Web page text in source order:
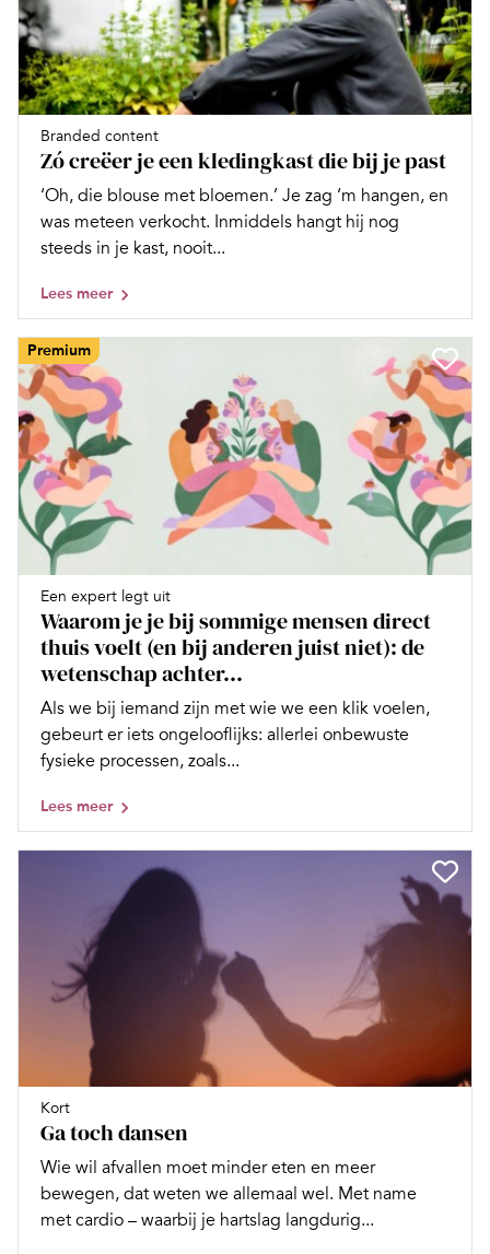
Branded content
Zó creëer je een kledingkast die bij je past
‘Oh, die blouse met bloemen.’ Je zag ‘m hangen, en
was meteen verkocht. Inmiddels hangt hij nog
steeds in je kast, nooit...
Lees meer
Premium
Een expert legt uit
Waarom je je bij sommige mensen direct
thuis voelt (en bij anderen juist niet): de
wetenschap achter...
Als we bij iemand zijn met wie we een klik voelen,
gebeurt er iets ongelooflijks: allerlei onbewuste
fysieke processen, zoals...
Lees meer
Kort
Ga toch dansen
Wie wil afvallen moet minder eten en meer
bewegen, dat weten we allemaal wel. Met name
met cardio – waarbij je hartslag langdurig...